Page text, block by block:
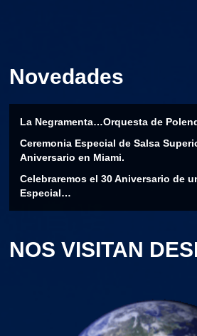
Novedades
La Negramenta…Orquesta de
Ceremonia Especial de Salsa
Aniversario en Miami.
Celebraremos el 30 Aniversario de
Especial…
NOS VISITAN